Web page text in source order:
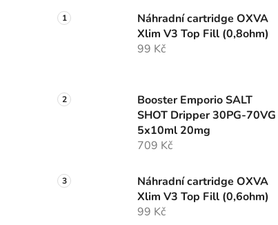
Náhradní cartridge OXVA
Xlim V3 Top Fill (0,8ohm)
99 Kč
Booster Emporio SALT
SHOT Dripper 30PG-70VG
5x10ml 20mg
709 Kč
Náhradní cartridge OXVA
Xlim V3 Top Fill (0,6ohm)
99 Kč